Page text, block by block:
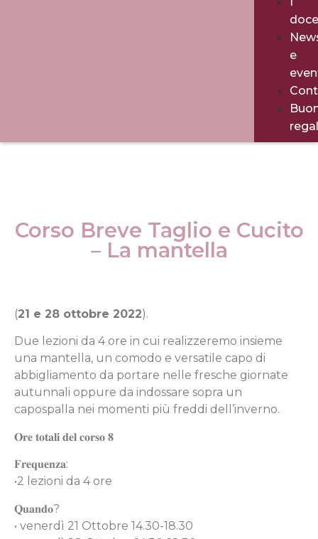
e
Corso Breve Taglio e Cucito
– La mantella
(21 e 28 ottobre 2022).
Due lezioni da 4 ore in cui realizzeremo insieme
una mantella, un comodo e versatile capo di
abbigliamento da portare nelle fresche giornate
autunnali oppure da indossare sopra un
capospalla nei momenti più freddi dell’inverno.
𝐎𝐫𝐞 𝐭𝐨𝐭𝐚𝐥𝐢 𝐝𝐞𝐥 𝐜𝐨𝐫𝐬𝐨 𝟖
𝐅𝐫𝐞𝐪𝐮𝐞𝐧𝐳𝐚:
•2 lezioni da 4 ore
𝐐𝐮𝐚𝐧𝐝𝐨?
• venerdì 21 Ottobre 14.30-18.30